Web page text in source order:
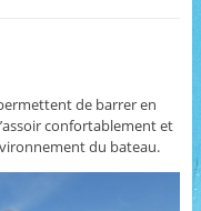
de barrer en
confortablement et
du bateau.